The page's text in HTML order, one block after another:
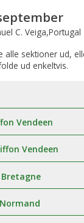
C. Veiga,Portugal
alle sektioner ud,
ud enkeltvis.
Vendeen
Vendeen
Bretagne